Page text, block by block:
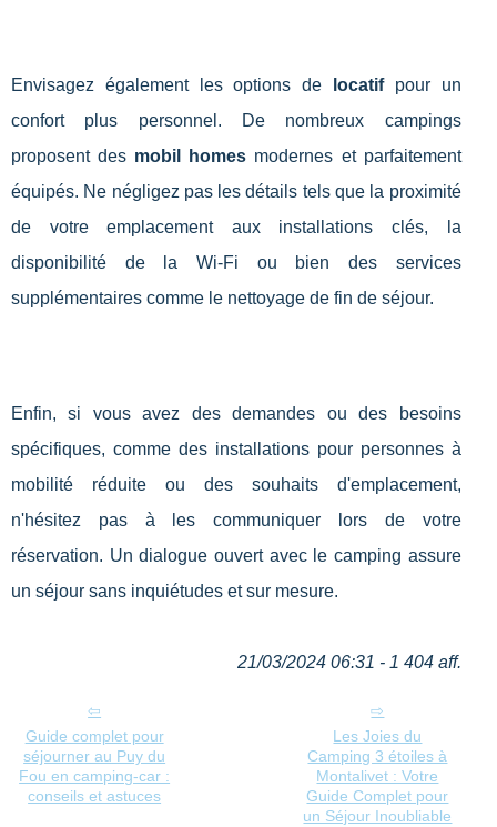
Envisagez également les options de locatifpour un
confort plus personnel. De nombreux campings
proposent des mobil homes modernes et parfaitement
équipés. Ne négligez pas les détails tels que la proximité
de votre emplacement aux installations clés, la
disponibilité de la Wi-Fi ou bien des services
supplémentaires comme le nettoyage de fin de séjour.
Enfin, si vous avez des demandes ou des besoins
spécifiques, comme des installations pour personnes à
mobilité réduite ou des souhaits d'emplacement,
n'hésitez pas à les communiquer lors de votre
réservation. Un dialogue ouvert avec le camping assure
un séjour sans inquiétudes et sur mesure.
21/03/2024 06:31 - 1 404 aff.
Guide complet pour
séjourner au Puy du
Fou en camping-car :
conseils et astuces
Les Joies du
Camping 3 étoiles à
Montalivet : Votre
Guide Complet pour
un Séjour Inoubliable